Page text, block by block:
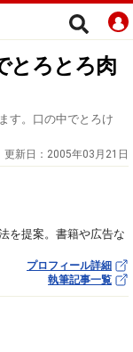
とろとろ肉
す。口の中でとろけ
更新日： 2005年03月21日
を提案。書籍や広告な
プロフィール詳細
執筆記事一覧